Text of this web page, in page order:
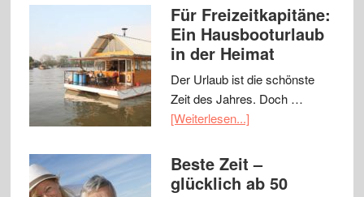
Für Freizeitkapitäne:
Ein Hausbooturlaub
in der Heimat
Der Urlaub ist die schönste
Zeit des Jahres. Doch …
[Weiterlesen...]
Beste Zeit –
glücklich ab 50